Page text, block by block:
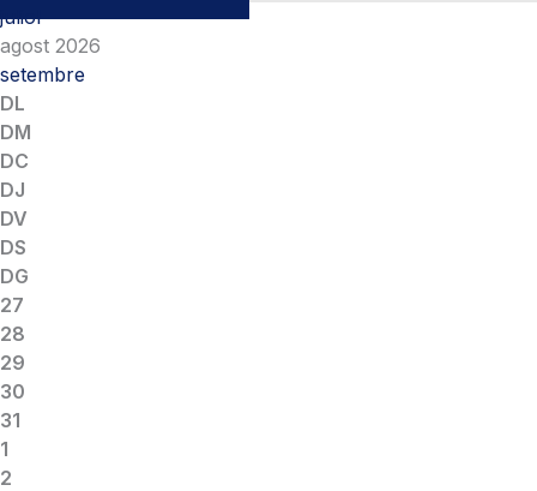
juliol
agost 2026
setembre
DL
DM
DC
DJ
DV
DS
DG
27
28
29
30
31
1
2